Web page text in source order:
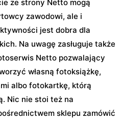
ze strony Netto mogą
zawodowi, ale i
jest dobra dla
Na uwagę zasługuje także
Netto pozwalający
własną fotoksiążkę,
albo fotokartkę, którą
Nic nie stoi też na
sklepu zamówić